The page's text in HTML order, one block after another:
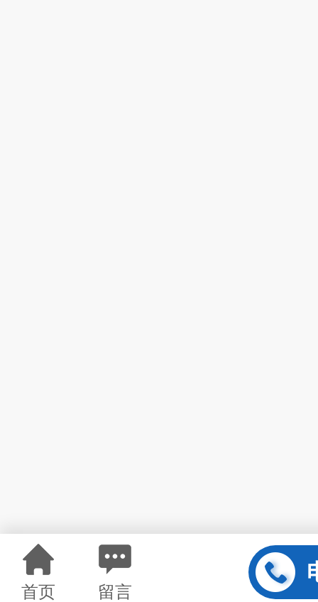
首页 留言